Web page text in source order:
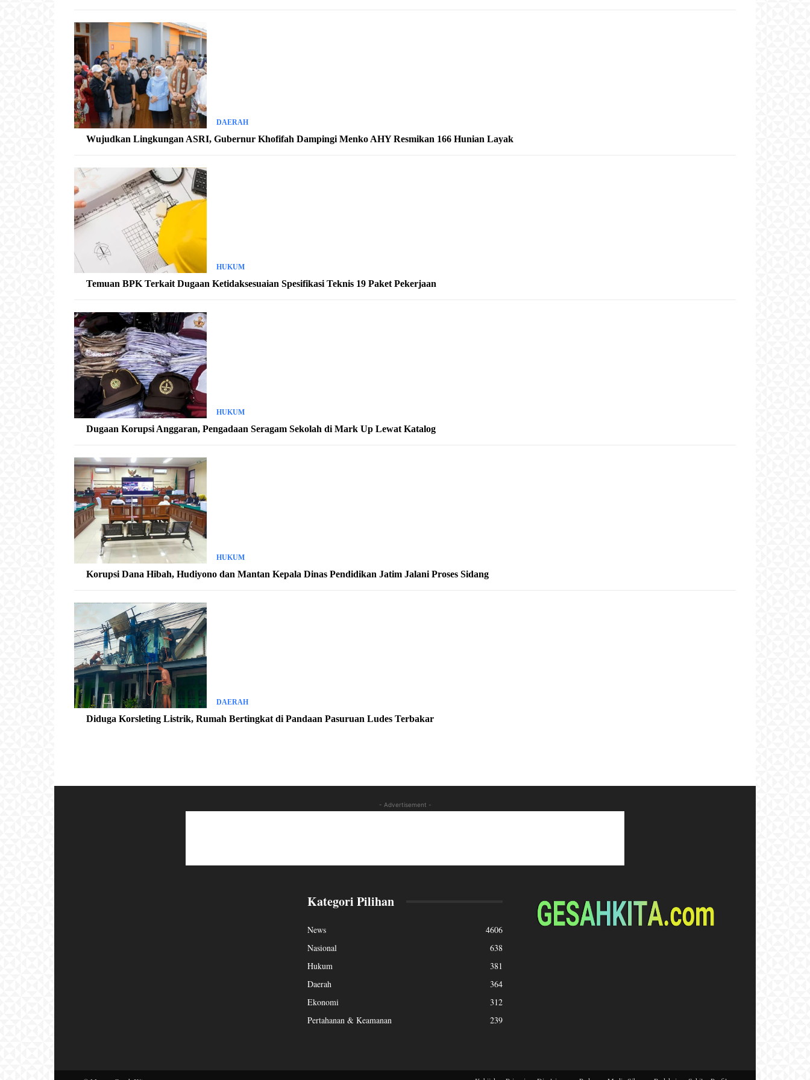
DAERAH
Wujudkan Lingkungan ASRI, Gubernur Khofifah Dampingi Menko AHY Resmikan 166 Hunian Layak
HUKUM
Temuan BPK Terkait Dugaan Ketidaksesuaian Spesifikasi Teknis 19 Paket Pekerjaan
HUKUM
Dugaan Korupsi Anggaran, Pengadaan Seragam Sekolah di Mark Up Lewat Katalog
HUKUM
Korupsi Dana Hibah, Hudiyono dan Mantan Kepala Dinas Pendidikan Jatim Jalani Proses Sidang
DAERAH
Diduga Korsleting Listrik, Rumah Bertingkat di Pandaan Pasuruan Ludes Terbakar
- Advertisement -
Kategori Pilihan
News
4606
Nasional
638
Hukum
381
Daerah
364
Ekonomi
312
Pertahanan & Keamanan
239